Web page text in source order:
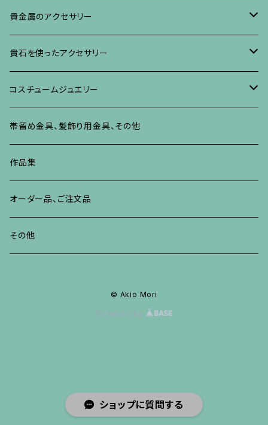
ショップに質問する
ブレスレット、その他
リング
ブレスレット、その他
イヤリング・ピアス
ブローチ
イヤリング、ピアス
水晶に蒔絵のアクセサリー
ブローチ
イヤリング、ピアス
朴の木やポプラに蒔絵のアクセサリー
ブローチ
イヤリング・ピアス
その他の蒔絵のアクセサリー
イヤリング、ピアス
ネックレス、ペンダント
リング
ブレスレット、バングル、その他
ブローチ
イヤリング、ピアス
ネックレス、ペンダント
リング
ブレスレット、バングル、その他
貴金属のアクセサリー
ブローチ
イヤリング、ピアス
ネックレス、ペンダント
ブレスレット、その他
リング
貴石を使ったアクセサリー
ブローチ
イヤリング、ピアス
ネックレス、ペンダント
リング
ブレスレット、バングル
コスチュームジュエリー
ブローチ
イヤリング、ピアス
ネックレス、ペンダント
リング
帯留め金具、髪飾り用金具、その他
作品集
オーダー品、ご注文品
その他
© Akio Mori
Powered by